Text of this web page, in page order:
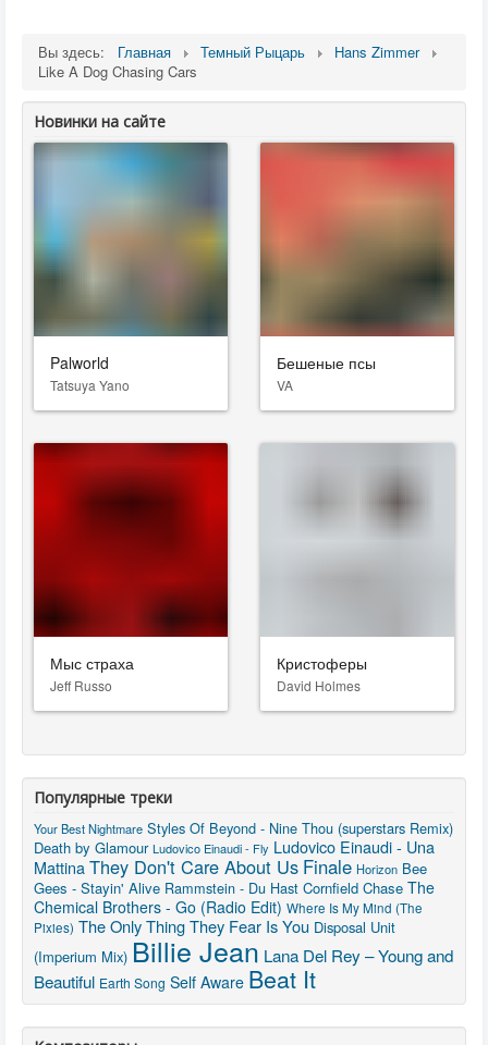
Вы здесь: Главная Темный Рыцарь
Hans Zimmer
Like A Dog Chasing Cars
Новинки на сайте
Palworld
Tatsuya Yano
Бешеные псы
VA
Мыс страха
Jeff Russo
Кристоферы
David Holmes
Популярные треки
Your Best Nightmare Styles Of Beyond - Nine Thou (superstars Remix)
Death by Glamour Ludovico Einaudi - Fly Ludovico Einaudi - Una
MattinaThey Don't Care About Us Finale Horizon Bee
Gees - Stayin' Alive Rammstein - Du Hast Cornfield Chase The
Chemical Brothers - Go (Radio Edit) Where Is My Mind (The
Pixies) The Only Thing They Fear Is You Disposal Unit
(Imperium Mix) Billie Jean Lana Del Rey – Young and
Beautiful Earth Song Self Aware Beat It